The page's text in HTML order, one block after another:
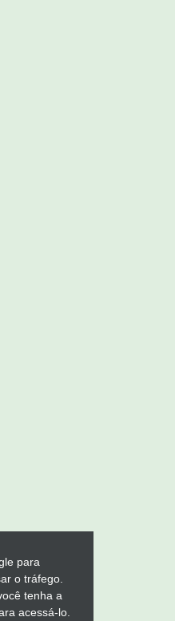
para
o tráfego.
tenha a
acessá-lo.